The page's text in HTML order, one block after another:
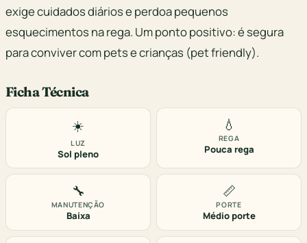
exige cuidados diários e perdoa pequenos
esquecimentos na rega. Um ponto positivo: é segura
para conviver com pets e crianças (pet friendly).
Ficha Técnica
☀️
LUZ
Sol pleno
💧
REGA
Pouca rega
🔧
MANUTENÇÃO
Baixa
📏
PORTE
Médio porte